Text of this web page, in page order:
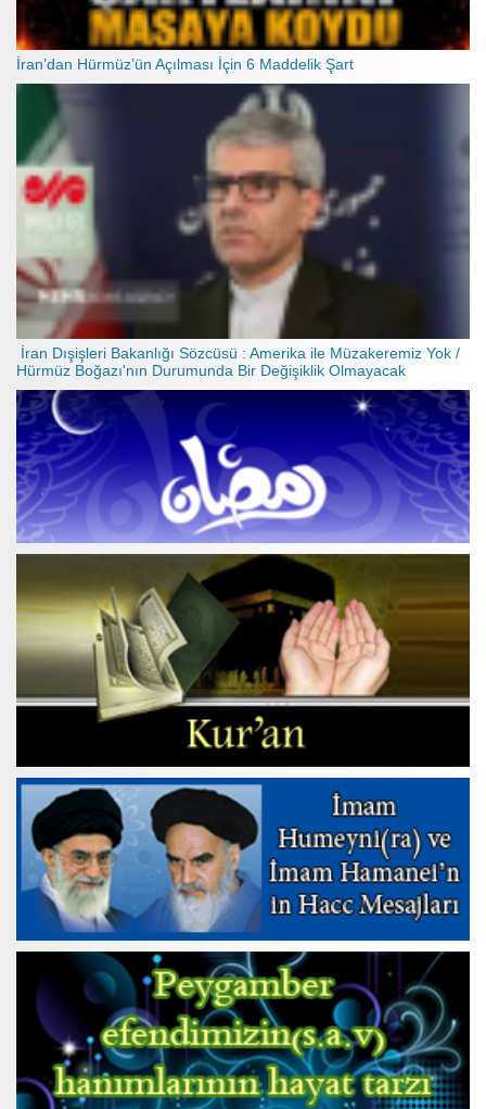
İran’dan Hürmüz’ün Açılması İçin 6 Maddelik Şart
İran Dışişleri Bakanlığı Sözcüsü : Amerika ile Müzakeremiz Yok /
Hürmüz Boğazı'nın Durumunda Bir Değişiklik Olmayacak